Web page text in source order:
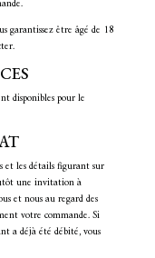
garantissez être âgé de 18
disponibles pour le
et les détails figurant sur
une invitation à
et nous au regard des
votre commande. Si
a déjà été débité, vous